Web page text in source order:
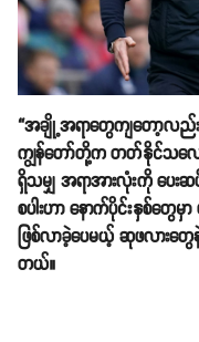
“အချို့အရာတွေကျတော့လည်
ကျွန်တော်တို့က တတ်နိုင်သလော
ရှိသမျှ အရာအားလုံးကို ပေးဆ
စပါးဟာ နောက်ပိုင်းနှစ်တွေ
ဖြစ်လာခဲ့ပေမယ့် ဆုဖလားတွ
တယ်။